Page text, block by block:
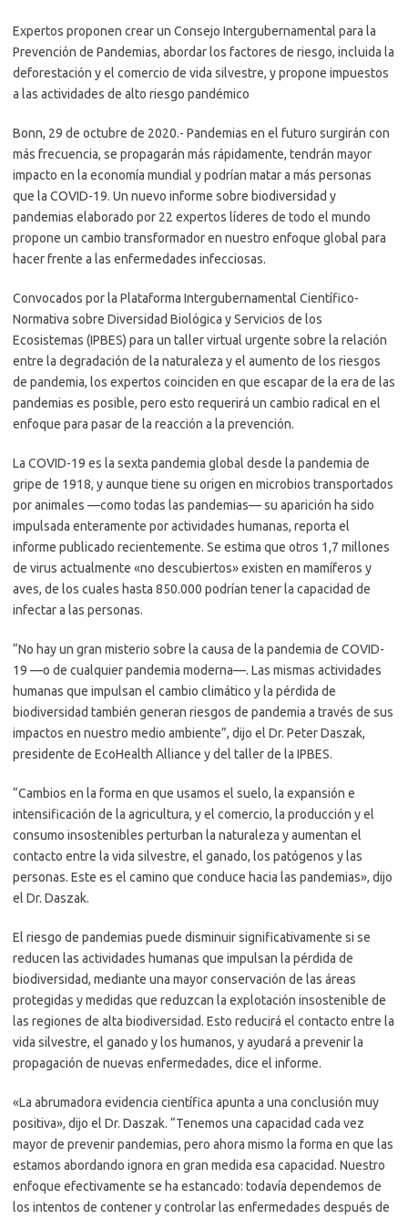
Expertos proponen crear un Consejo Intergubernamental para la
Prevención de Pandemias, abordar los factores de riesgo, incluida la
deforestación y el comercio de vida silvestre, y propone impuestos
a las actividades de alto riesgo pandémico
Bonn, 29 de octubre de 2020.- Pandemias en el futuro surgirán con
más frecuencia, se propagarán más rápidamente, tendrán mayor
impacto en la economía mundial y podrían matar a más personas
que la COVID-19. Un nuevo informe sobre biodiversidad y
pandemias elaborado por 22 expertos líderes de todo el mundo
propone un cambio transformador en nuestro enfoque global para
hacer frente a las enfermedades infecciosas.
Convocados por la Plataforma Intergubernamental Científico-
Normativa sobre Diversidad Biológica y Servicios de los
Ecosistemas (IPBES) para un taller virtual urgente sobre la relación
entre la degradación de la naturaleza y el aumento de los riesgos
de pandemia, los expertos coinciden en que escapar de la era de las
pandemias es posible, pero esto requerirá un cambio radical en el
enfoque para pasar de la reacción a la prevención.
La COVID-19 es la sexta pandemia global desde la pandemia de
gripe de 1918, y aunque tiene su origen en microbios transportados
por animales —como todas las pandemias— su aparición ha sido
impulsada enteramente por actividades humanas, reporta el
informe publicado recientemente. Se estima que otros 1,7 millones
de virus actualmente «no descubiertos» existen en mamíferos y
aves, de los cuales hasta 850.000 podrían tener la capacidad de
infectar a las personas.
“No hay un gran misterio sobre la causa de la pandemia de COVID-
19 —o de cualquier pandemia moderna—. Las mismas actividades
humanas que impulsan el cambio climático y la pérdida de
biodiversidad también generan riesgos de pandemia a través de sus
impactos en nuestro medio ambiente”, dijo el Dr. Peter Daszak,
presidente de EcoHealth Alliance y del taller de la IPBES.
“Cambios en la forma en que usamos el suelo, la expansión e
intensificación de la agricultura, y el comercio, la producción y el
consumo insostenibles perturban la naturaleza y aumentan el
contacto entre la vida silvestre, el ganado, los patógenos y las
personas. Este es el camino que conduce hacia las pandemias», dijo
el Dr. Daszak.
El riesgo de pandemias puede disminuir significativamente si se
reducen las actividades humanas que impulsan la pérdida de
biodiversidad, mediante una mayor conservación de las áreas
protegidas y medidas que reduzcan la explotación insostenible de
las regiones de alta biodiversidad. Esto reducirá el contacto entre la
vida silvestre, el ganado y los humanos, y ayudará a prevenir la
propagación de nuevas enfermedades, dice el informe.
«La abrumadora evidencia científica apunta a una conclusión muy
positiva», dijo el Dr. Daszak. “Tenemos una capacidad cada vez
mayor de prevenir pandemias, pero ahora mismo la forma en que las
estamos abordando ignora en gran medida esa capacidad. Nuestro
enfoque efectivamente se ha estancado: todavía dependemos de
los intentos de contener y controlar las enfermedades después de